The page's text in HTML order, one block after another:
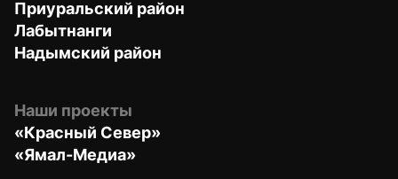
Приуральский район
Лабытнанги
Надымский район
Наши проекты
«Красный Север»
«Ямал-Медиа»